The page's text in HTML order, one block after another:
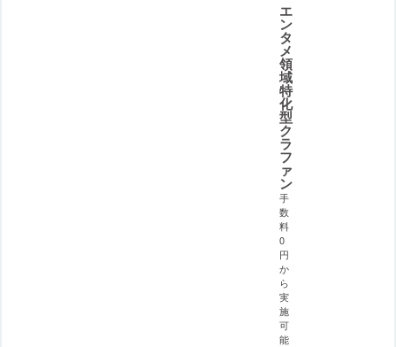
エ
ン
タ
メ
領
域
特
化
型
ク
ラ
フ
ァ
ン
手
数
料
0
円
か
ら
実
施
可
能